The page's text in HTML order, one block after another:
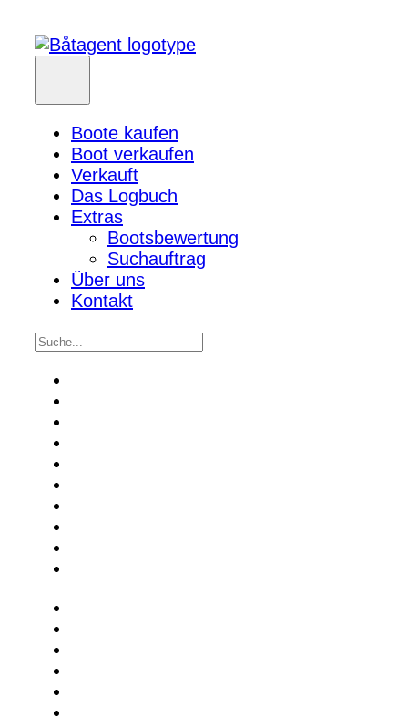
Boote kaufen
Boot verkaufen
Verkauft
Das Logbuch
Extras
Bootsbewertung
Suchauftrag
Über uns
Kontakt